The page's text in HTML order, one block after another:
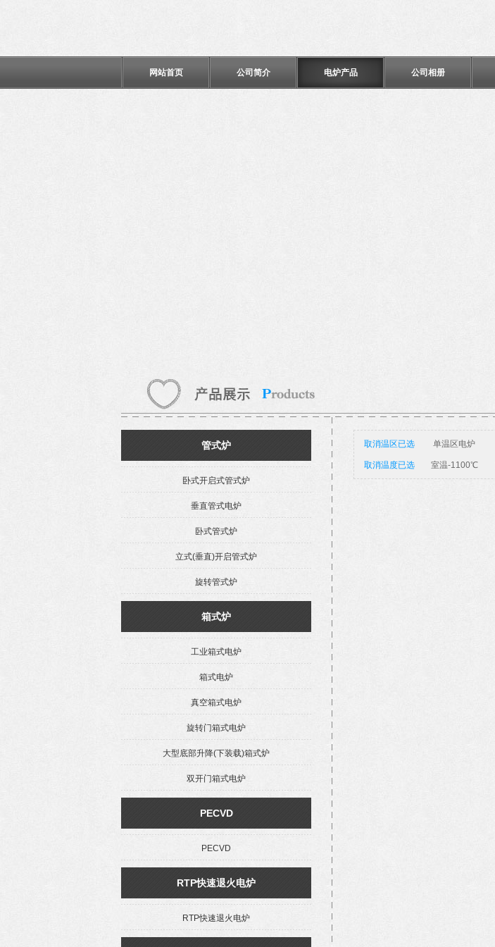
网站首页 公司简介 电炉产品 公司相册
管式炉
卧式开启式管式炉
垂直管式电炉
卧式管式炉
立式(垂直)开启管式炉
旋转管式炉
箱式炉
工业箱式电炉
箱式电炉
真空箱式电炉
旋转门箱式电炉
大型底部升降(下装载)箱式炉
双开门箱式电炉
PECVD
PECVD
RTP快速退火电炉
RTP快速退火电炉
取消温区已选 单温区电炉
取消温度已选 室温-1100℃